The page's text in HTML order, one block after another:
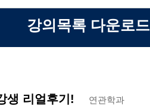
강의목록 다운로드
생 리얼후기! 연관학과